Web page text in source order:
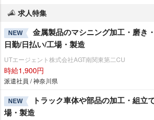
求人特集
NEW
金属製品のマシニング加工・磨き
日勤/日払い/工場・製造
UTエージェント株式会社AGT南関東第二CU
時給1,900円
派遣社員 / 神奈川県
NEW
トラック車体や部品の加工・組立
場・製造